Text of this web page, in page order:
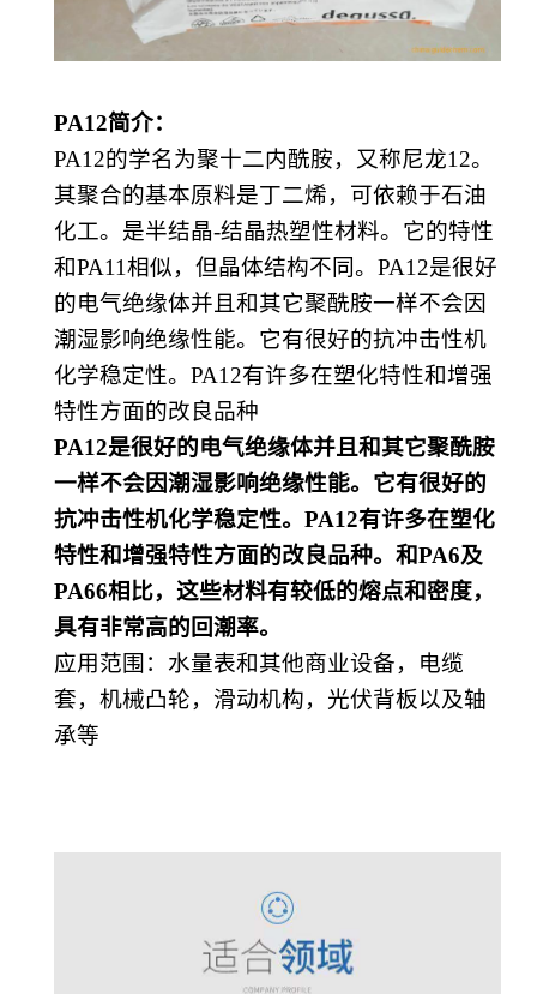
PA12简介：
PA12的学名为聚十二内酰胺，又称尼龙12。
其聚合的基本原料是丁二烯，可依赖于石油
化工。是半结晶-结晶热塑性材料。它的特性
和PA11相似，但晶体结构不同。PA12是很好
的电气绝缘体并且和其它聚酰胺一样不会因
潮湿影响绝缘性能。它有很好的抗冲击性机
化学稳定性。PA12有许多在塑化特性和增强
特性方面的改良品种
PA12是很好的电气绝缘体并且和其它聚酰胺
一样不会因潮湿影响绝缘性能。它有很好的
抗冲击性机化学稳定性。PA12有许多在塑化
特性和增强特性方面的改良品种。和PA6及
PA66相比，这些材料有较低的熔点和密度，
具有非常高的回潮率。
应用范围 ： 水量表和其他商业设备，电缆
套，机械凸轮，滑动机构，光伏背板以及轴
承等